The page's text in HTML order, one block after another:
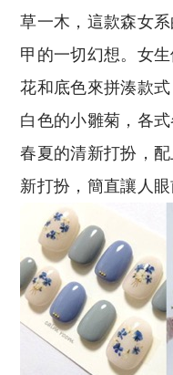
草一木，這款森女
甲的一切幻想。女
花和底色來拼湊款
白色的小雛菊，各
春夏的清新打扮，
新打扮，簡直讓人眼